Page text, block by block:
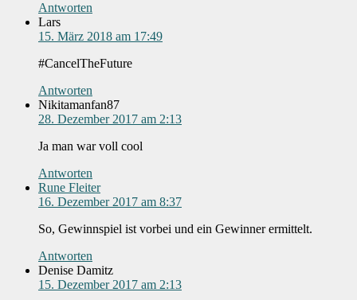
Antworten
Lars
15. März 2018 am 17:49
#CancelTheFuture
Antworten
Nikitamanfan87
28. Dezember 2017 am 2:13
Ja man war voll cool
Antworten
Rune Fleiter
16. Dezember 2017 am 8:37
So, Gewinnspiel ist vorbei und ein Gewinner ermittelt.
Antworten
Denise Damitz
15. Dezember 2017 am 2:13